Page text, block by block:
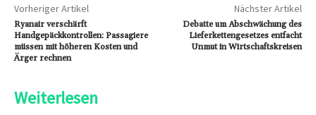
Vorheriger Artikel
Ryanair verschärft
Handgepäckkontrollen: Passagiere
müssen mit höheren Kosten und
Ärger rechnen
Nächster Artikel
Debatte um Abschwächung des
Lieferkettengesetzes entfacht
Unmut in Wirtschaftskreisen
Weiterlesen